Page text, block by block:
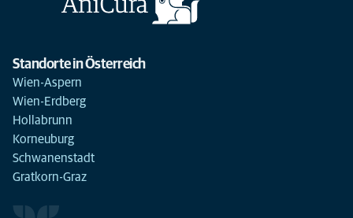
Standorte in Österreich
Wien-Aspern
Wien-Erdberg
Hollabrunn
Korneuburg
Schwanenstadt
Gratkorn-Graz